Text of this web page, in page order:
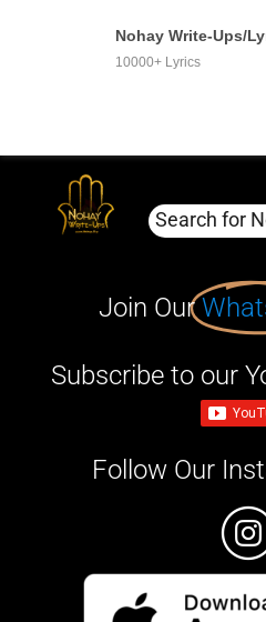
Nohay Write-Ups/
10000+ Lyrics
Join Our
Subscribe to our
Follow Our